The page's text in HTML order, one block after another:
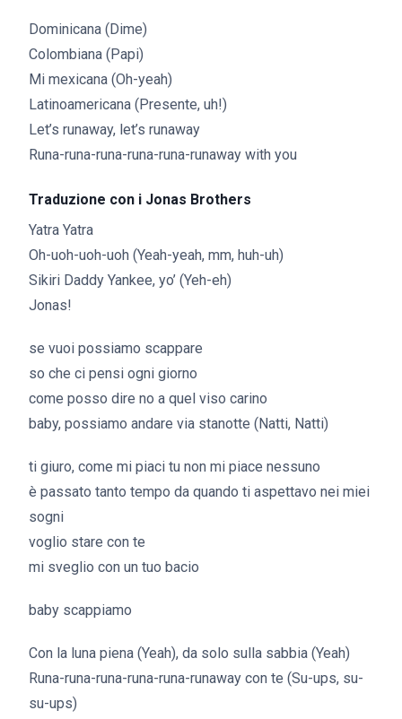
Dominicana (Dime)
Colombiana (Papi)
Mi mexicana (Oh-yeah)
Latinoamericana (Presente, uh!)
Let’s runaway, let’s runaway
Runa-runa-runa-runa-runa-runaway with you
Traduzione con i Jonas Brothers
Yatra Yatra
Oh-uoh-uoh-uoh (Yeah-yeah, mm, huh-uh)
Sikiri Daddy Yankee, yo’ (Yeh-eh)
Jonas!
se vuoi possiamo scappare
so che ci pensi ogni giorno
come posso dire no a quel viso carino
baby, possiamo andare via stanotte (Natti, Natti)
ti giuro, come mi piaci tu non mi piace nessuno
è passato tanto tempo da quando ti aspettavo nei miei
sogni
voglio stare con te
mi sveglio con un tuo bacio
baby scappiamo
Con la luna piena (Yeah), da solo sulla sabbia (Yeah)
Runa-runa-runa-runa-runa-runaway con te (Su-ups, su-
su-ups)